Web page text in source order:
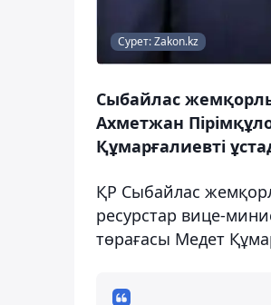
Сурет: Zakon.kz
Сыбайлас
Ахметжан
Құмарғалиевті
ҚР Сыбайлас
ресурстар вице-
төрағасы Медет